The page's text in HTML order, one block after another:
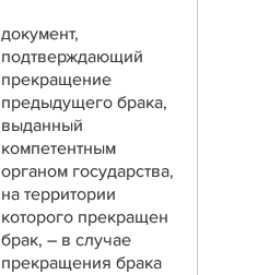
документ,
подтверждающий
прекращение
предыдущего брака,
выданный
компетентным
органом государства,
на территории
которого прекращен
брак, – в случае
прекращения брака